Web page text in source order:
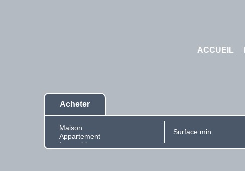
ACCUEIL
Acheter